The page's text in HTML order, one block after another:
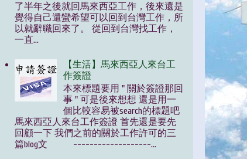
了半年之後就回馬來西亞工作，後來還是
覺得自己還蠻希望可以回到台灣工作，所
以就辭職回來了。 從回到台灣找工作，
一直...
【生活】馬來西亞人來台工
作簽證
本來標題要用 " 關於簽證那回
事 " 可是後來想想 還是用一
個比較容易被search的標題吧
馬來西亞人來台工作簽證 首先還是要先
回顧一下 我們之前的關於工作許可的三
篇blog文 -------------------...